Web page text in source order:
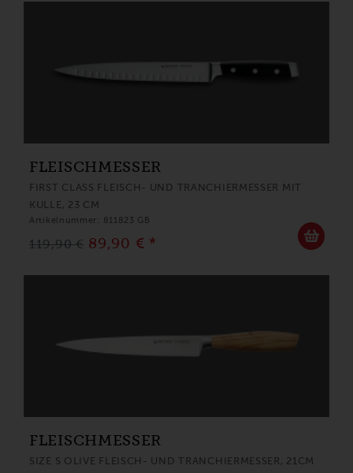
FLEISCHMESSER
FIRST CLASS FLEISCH- UND TRANCHIERMESSER MIT
KULLE, 23 CM
Artikelnummer: 811823 GB
119,90 € 89,90 € *
FLEISCHMESSER
SIZE S OLIVE FLEISCH- UND TRANCHIERMESSER, 21CM